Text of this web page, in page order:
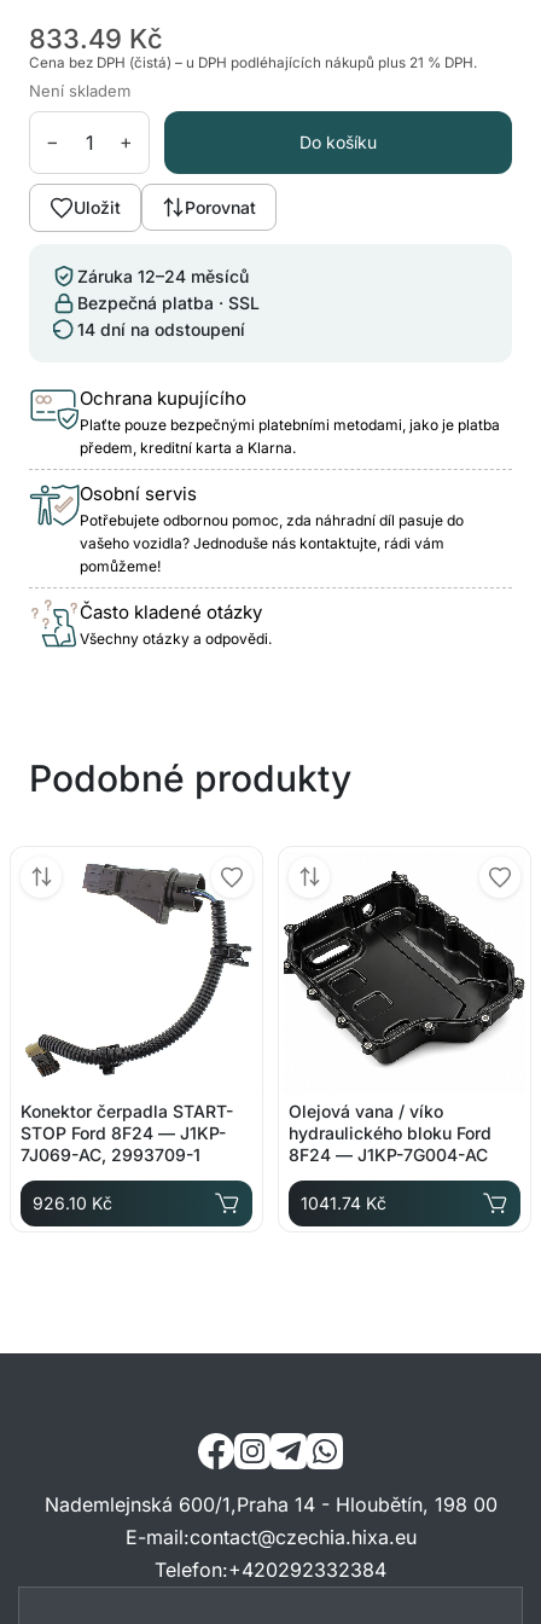
833.49 Kč
Cena bez DPH (čistá) – u DPH podléhajících nákupů plus 21 % DPH.
Není skladem
− + Do košíku
Uložit Porovnat
Záruka 12–24 měsíců
Bezpečná platba · SSL
14 dní na odstoupení
Ochrana kupujícího
Plaťte pouze bezpečnými platebními metodami, jako je platba
předem, kreditní karta a Klarna.
Osobní servis
Potřebujete odbornou pomoc, zda náhradní díl pasuje do
vašeho vozidla? Jednoduše nás kontaktujte, rádi vám
pomůžeme!
Často kladené otázky
Všechny otázky a odpovědi.
Podobné produkty
Konektor čerpadla START-
STOP Ford 8F24 — J1KP-
7J069-AC, 2993709-1
926.10 Kč
Olejová vana / víko
hydraulického bloku Ford
8F24 — J1KP-7G004-AC
1041.74 Kč
Nademlejnská 600/1,Praha 14 - Hloubětín, 198 00
E-mail:contact@czechia.hixa.eu
Telefon:+420292332384